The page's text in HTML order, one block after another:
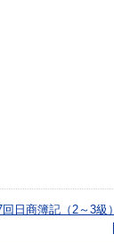
回日商簿記（2～3級